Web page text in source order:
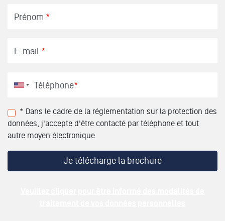
Prénom *
E-mail *
Téléphone*
* Dans le cadre de la réglementation sur la protection des
données, j'accepte d'être contacté par téléphone et tout
autre moyen électronique